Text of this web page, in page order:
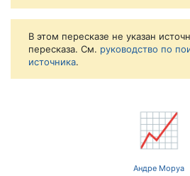
В этом пересказе не указан
пересказа. См. руководство по
источника.
📈
Андре Моруа